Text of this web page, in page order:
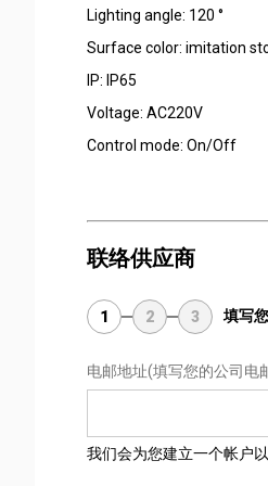
Lighting angle: 120 °
Surface color: imitation
IP: IP65
Voltage: AC220V
Control mode: On/Off
联络供应商
1 2 3 填写
电邮地址(填写您的公司电
我们会为您建立一个帐户